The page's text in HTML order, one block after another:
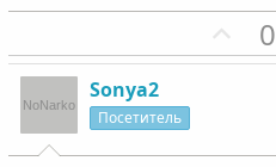
П
о
т
0
Sonya2
Посетитель